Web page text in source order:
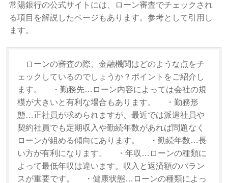
常陽銀行の公式サイトには、ローン審査でチェックされ
る項目を解説したページもあります。参考として引用し
ます。
ローンの審査の際、金融機関はどのような点をチ
ェックしているのでしょうか？ポイントをご紹介し
ます。 ・勤務先…ローン内容によっては会社の規
模が大きいと有利な場合もあります。 ・勤務形
態…正社員が求められますが、最近では派遣社員や
契約社員でも定期収入や勤続年数があれば問題なく
ローンが組める傾向にあります。 ・勤続年数…長
い方が有利になります。 ・年収…ローンの種類に
よって最低年収は違います。収入と返済額のバラン
スが重要です。 ・健康状態…ローンの種類によっ